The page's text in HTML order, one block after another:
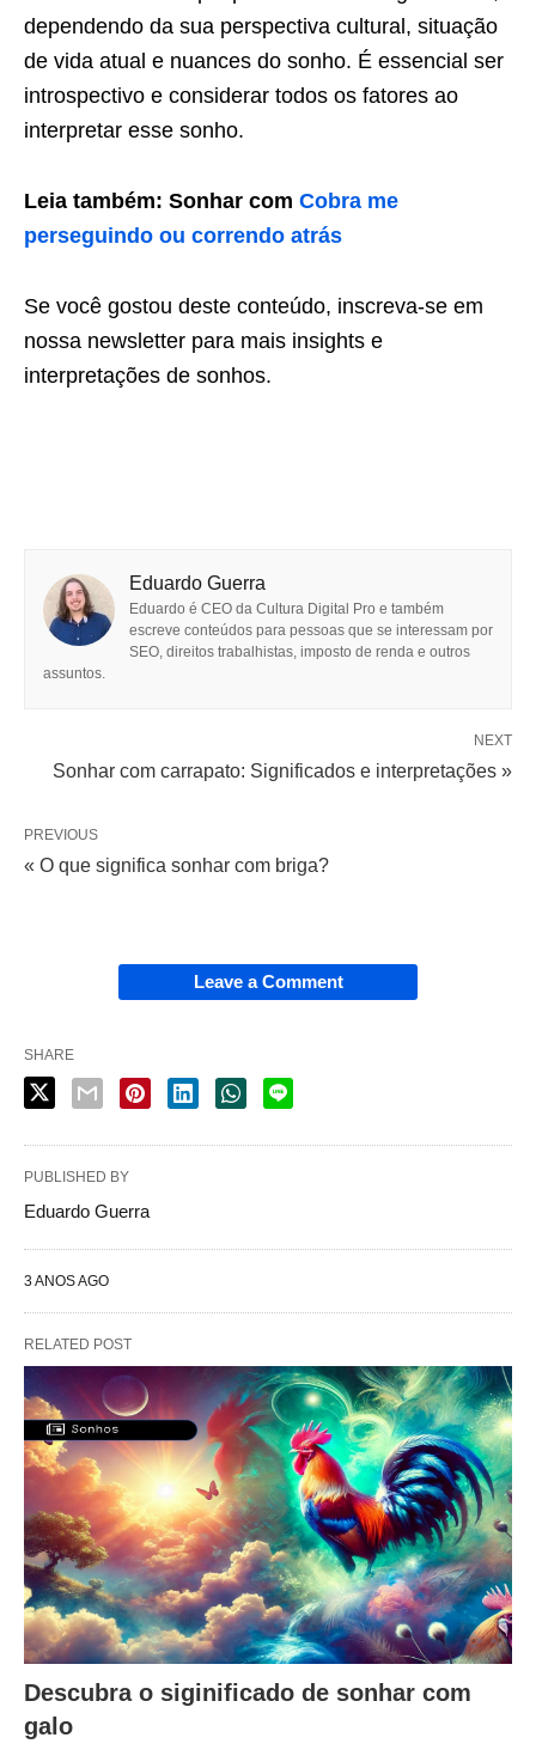
dependendo da sua perspectiva cultural, situação
de vida atual e nuances do sonho. É essencial ser
introspectivo e considerar todos os fatores ao
interpretar esse sonho.
Leia também: Sonhar com Cobra me
perseguindo ou correndo atrás
Se você gostou deste conteúdo, inscreva-se em
nossa newsletter para mais insights e
interpretações de sonhos.
Eduardo Guerra
Eduardo é CEO da Cultura Digital Pro e também
escreve conteúdos para pessoas que se interessam por
SEO, direitos trabalhistas, imposto de renda e outros
assuntos.
NEXT
Sonhar com carrapato: Significados e interpretações »
PREVIOUS
« O que significa sonhar com briga?
Leave a Comment
SHARE
PUBLISHED BY
Eduardo Guerra
3 ANOS AGO
RELATED POST
Descubra o siginificado de sonhar com
galo